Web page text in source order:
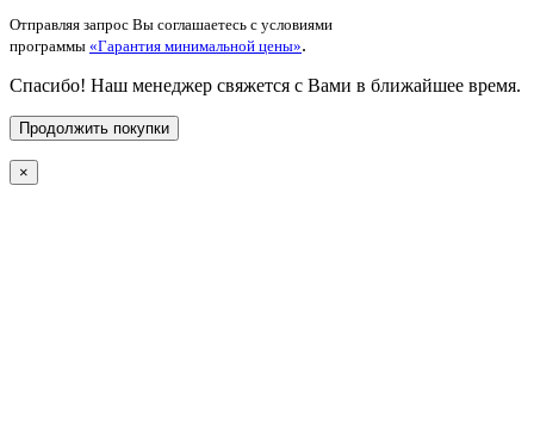
Отправляя запрос Вы соглашаетесь с условиями
программы «Гарантия минимальной цены».
Спасибо! Наш менеджер свяжется с Вами в ближайшее время.
Продолжить покупки
×